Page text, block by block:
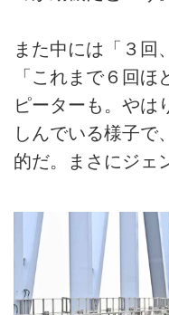
また中には「３回
「これまで６回ほ
ピーターも。やは
しんでいる様子で
的だ。まさにジェ